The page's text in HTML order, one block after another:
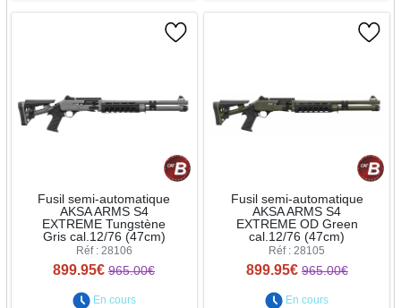
Fusil semi-automatique
AKSA ARMS S4
EXTREME Tungstène
Gris cal.12/76 (47cm)
Réf : 28106
899.95€ 965.00€
En cours
Fusil semi-automatique
AKSA ARMS S4
EXTREME OD Green
cal.12/76 (47cm)
Réf : 28105
899.95€ 965.00€
En cours